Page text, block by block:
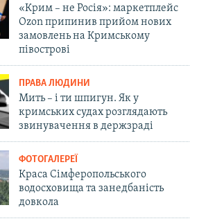
«Крим – не Росія»: маркетплейс
Ozon припинив прийом нових
замовлень на Кримському
півострові
ПРАВА ЛЮДИНИ
Мить – і ти шпигун. Як у
кримських судах розглядають
звинувачення в держзраді
ФОТОГАЛЕРЕЇ
Краса Сімферопольського
водосховища та занедбаність
довкола